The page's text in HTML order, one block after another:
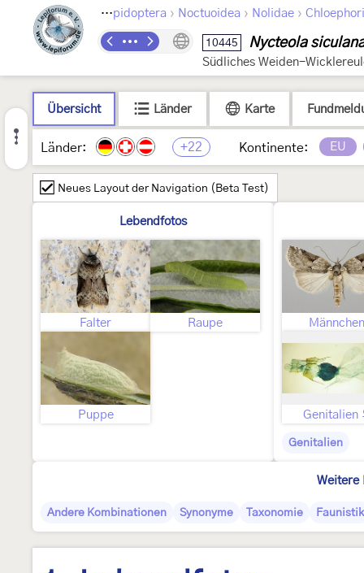
Lepidoptera › Noctuoidea › Nolidae ›
10445 Nycteola
Südliches Weiden-
Übersicht Länder Karte
Länder: +22 Kontinente: EU
Neues Layout der Navigation (Beta Test)
Lebendfotos
Falter Raupe
Puppe
Männchen
Genitalien
Genitalien
Weitere
Andere Kombinationen Synonyme Taxonomie Faunistik